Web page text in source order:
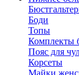
Боди
Топы
Комплекты
Пояс для
Корсеты
Майки